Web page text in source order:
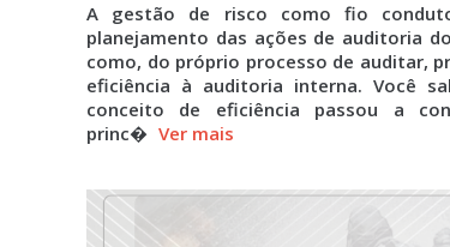
A gestão de risco como fio
planejamento das ações de auditoria do
como, do próprio processo de auditar,
eficiência à auditoria interna. Você
conceito de eficiência passou a
princ� Ver mais